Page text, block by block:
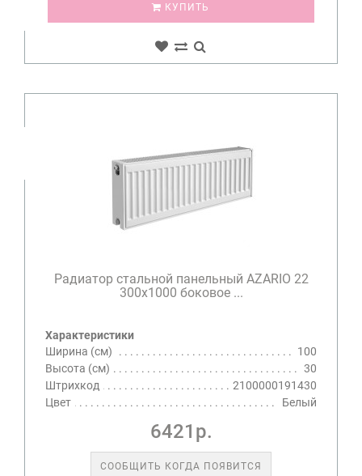
КУПИТЬ
Радиатор стальной панельный AZARIO 22
300х1000 боковое ...
Характеристики
Ширина (см)
100
Высота (см)
30
Штрихкод
2100000191430
Цвет
Белый
6421р.
СООБЩИТЬ КОГДА ПОЯВИТСЯ